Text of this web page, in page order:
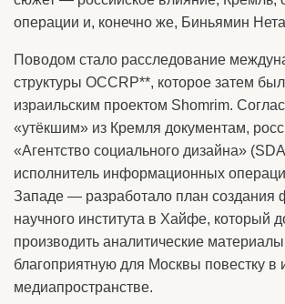
операции и, конечно же, Биньямин
Поводом стало расследование
структуры OCCRP**, которое затем
израильским проектом Shomrim.
«утёкшим» из Кремля документам,
«Агентство социального дизайна»
исполнитель информационных
Западе — разработало план создания
научного института в Хайфе, который
производить аналитические
благоприятную для Москвы повестку в
медиапространстве.